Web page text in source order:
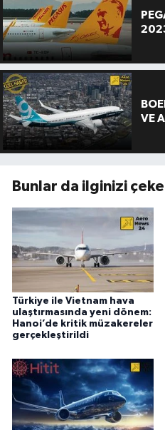
VE
Bunlar da ilginizi
Türkiye ile Vietnam hava
ulaştırmasında yeni dönem:
Hanoi’de kritik müzakereler
gerçekleştirildi